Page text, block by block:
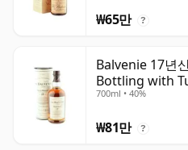
₩65만 ?
Balvenie 17년
Bottling with
700ml • 40%
₩81만 ?